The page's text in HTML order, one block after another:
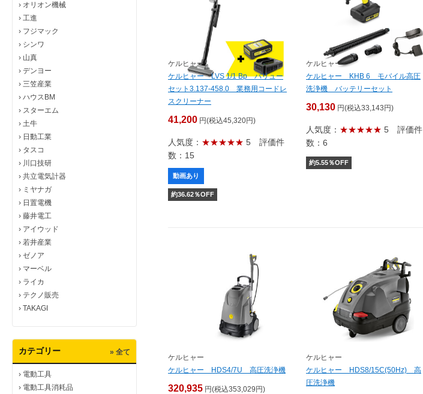
› オリオン機械
› 工進
› フジマック
› シンワ
› 山真
› デンヨー
› 三笠産業
› ハウスBM
› スターエム
› 土牛
› 日動工業
› タスコ
› 川口技研
› 共立電気計器
› ミヤナガ
› 日置電機
› 藤井電工
› アイウッド
› 若井産業
› ゼノア
› マーベル
› ライカ
› テクノ販売
› TAKAGI
カテゴリー » 全て
› 電動工具
› 電動工具消耗品
ケルヒャー
ケルヒャー LVS 1/1 Bp バリュー
セット3.137-458.0 業務用コードレ
スクリーナー
41,200 円(税込45,320円)
人気度： ★★★★★ 5 評価件
数：15
動画あり
約36.62％OFF
ケルヒャー
ケルヒャー KHB 6 モバイル高圧
洗浄機 バッテリーセット
30,130 円(税込33,143円)
人気度： ★★★★★ 5 評価件
数：6
約5.55％OFF
ケルヒャー
ケルヒャー HDS4/7U 高圧洗浄機
320,935 円(税込353,029円)
ケルヒャー
ケルヒャー HDS8/15C(50Hz) 高
圧洗浄機